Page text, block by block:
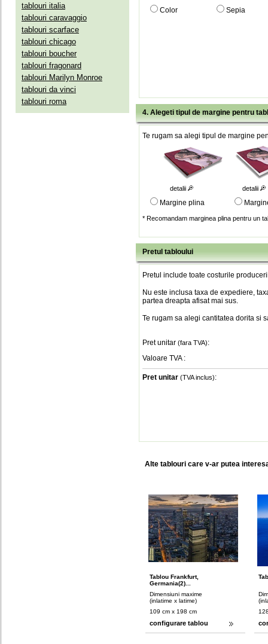
tablouri italia
tablouri caravaggio
tablouri scarface
tablouri chicago
tablouri boucher
tablouri fragonard
tablouri Marilyn Monroe
tablouri da vinci
tablouri roma
Color Sepia
4. Alegeti tipul de margine pentru
Te rugam sa alegi tipul de margine
detalii detalii
Margine plina
* Recomandam marginea plina pentru un
Pretul tabloului
Pretul include toate costurile
Nu este inclusa taxa de expediere,
partea dreapta afisat mai sus.
Te rugam sa alegi cantitatea dorita si
Pret unitar (fara TVA):
Valoare TVA :
Pret unitar (TVA inclus):
Alte tablouri care v-ar putea
Tablou Frankfurt,
Germania(2)...
Dimensiuni maxime
(inlatime x latime)
109 cm x 198 cm
configurare tablou